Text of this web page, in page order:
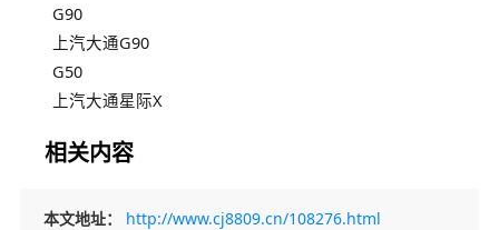
G90
上汽大通G90
G50
上汽大通星际X
相关内容
本文地址：
http://www.cj8809.cn/108276.html